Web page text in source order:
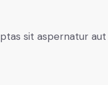
sit aspernatur